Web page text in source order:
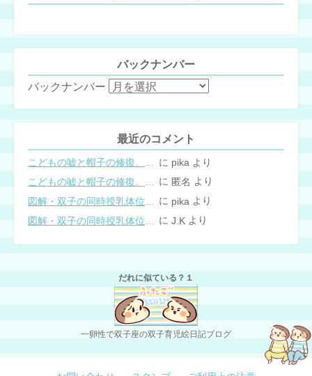
バックナンバー
バックナンバー
最近のコメント
こどもの嘘と帽子の修復。キャップのツバが破れた時の直し方 に pika より
に 匿名 より
に pika より
に J.K より
だれに似ている？１
一卵性で双子座の双子育児絵日記ブログ